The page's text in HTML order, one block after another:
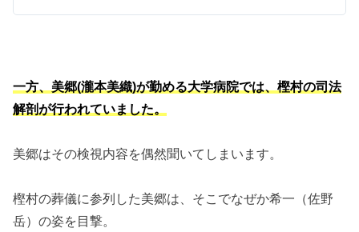
一方、美郷(瀧本美織)が勤める大学病院では、樫村の司法
解剖が行われていました。
美郷はその検視内容を偶然聞いてしまいます。
樫村の葬儀に参列した美郷は、そこでなぜか希一（佐野
岳）の姿を目撃。